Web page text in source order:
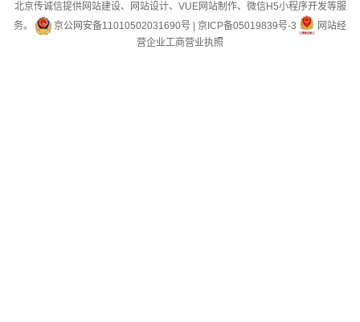
北京传诚信提供网站建设、网站设计、VUE网站制作、微信H5小程序开发等服
务。
京公网安备11010502031690号 | 京ICP备05019839号-3
网站经
营企业工商营业执照